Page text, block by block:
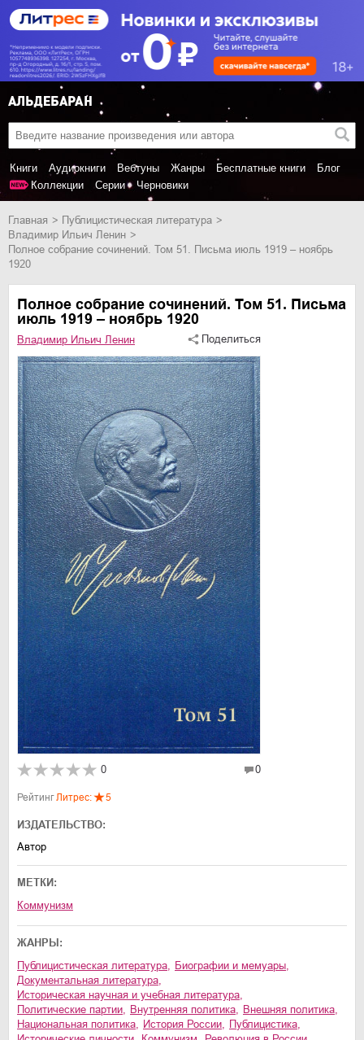
Книги Аудиокниги Вебтуны Жанры Бесплатные книги
Блог
Коллекции
Серии Черновики
Главная
публицистическая литература
Владимир Ильич Ленин
Полное собрание сочинений. Том 51. Письма июль 1919 – ноябрь
1920
Полное собрание сочинений. Том 51. Письма
июль 1919 – ноябрь 1920
Владимир Ильич Ленин Поделиться
0 0
РейтингЛитрес: 5
ИЗДАТЕЛЬСТВО:
Автор
МЕТКИ:
Коммунизм
ЖАНРЫ:
публицистическая литература
биографии и мемуары
документальная литература
историческая научная и учебная литература
политические партии
внутренняя политика внешняя политика
национальная политика
история России публицистика